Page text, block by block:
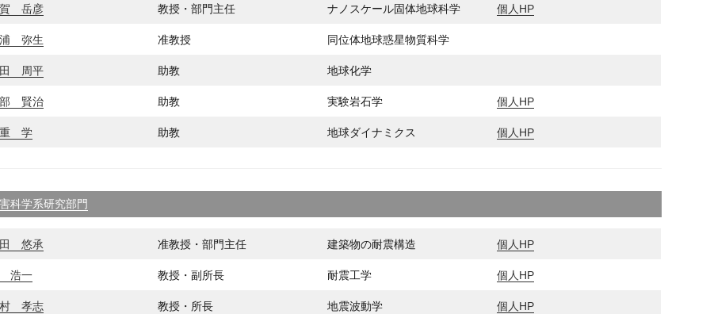
岳彦 教授・部門主任 ナノスケール固体地球科学 個人HP
弥生 准教授 同位体地球惑星物質科学
周平 助教 地球化学
賢治 助教 実験岩石学 個人HP
学 助教 地球ダイナミクス 個人HP
科学系研究部門
悠承 准教授・部門主任 建築物の耐震構造 個人HP
浩一 教授・副所長 耐震工学 個人HP
孝志 教授・所長 地震波動学 個人HP